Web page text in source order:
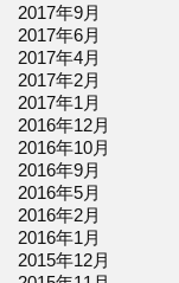
2017年9月
2017年6月
2017年4月
2017年2月
2017年1月
2016年12月
2016年10月
2016年9月
2016年5月
2016年2月
2016年1月
2015年12月